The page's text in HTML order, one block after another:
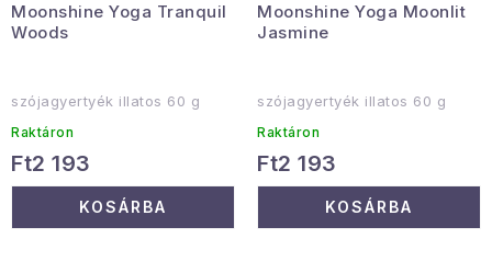
Moonshine Yoga Tranquil
Woods
szójagyertyék illatos 60 g
Raktáron
Ft2 193
KOSÁRBA
Moonshine Yoga Moonlit
Jasmine
szójagyertyék illatos 60 g
Raktáron
Ft2 193
KOSÁRBA